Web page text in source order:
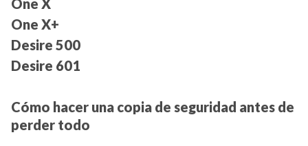
One X
One X+
Desire 500
Desire 601
Cómo hacer una copia de seguridad antes de
perder todo